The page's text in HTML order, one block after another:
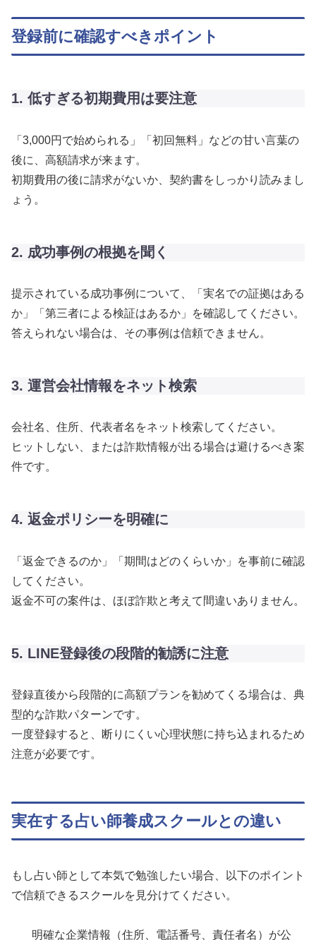
登録前に確認すべきポイント
1. 低すぎる初期費用は要注意
「3,000円で始められる」「初回無料」などの甘い言葉の
後に、高額請求が来ます。
初期費用の後に請求がないか、契約書をしっかり読みまし
ょう。
2. 成功事例の根拠を聞く
提示されている成功事例について、「実名での証拠はある
か」「第三者による検証はあるか」を確認してください。
答えられない場合は、その事例は信頼できません。
3. 運営会社情報をネット検索
会社名、住所、代表者名をネット検索してください。
ヒットしない、または詐欺情報が出る場合は避けるべき案
件です。
4. 返金ポリシーを明確に
「返金できるのか」「期間はどのくらいか」を事前に確認
してください。
返金不可の案件は、ほぼ詐欺と考えて間違いありません。
5. LINE登録後の段階的勧誘に注意
登録直後から段階的に高額プランを勧めてくる場合は、典
型的な詐欺パターンです。
一度登録すると、断りにくい心理状態に持ち込まれるため
注意が必要です。
実在する占い師養成スクールとの違い
もし占い師として本気で勉強したい場合、以下のポイント
で信頼できるスクールを見分けてください。
明確な企業情報（住所、電話番号、責任者名）が公